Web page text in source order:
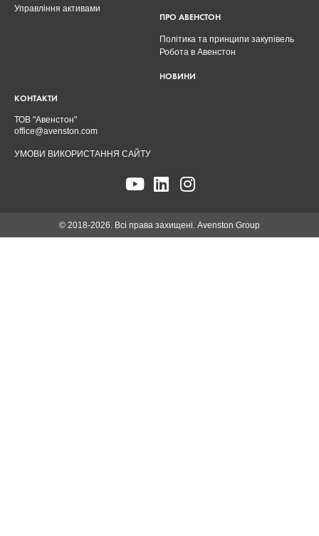
Управління активами
ПРО АВЕНСТОН
Політика та принципи закупівель
Робота в Авенстон
НОВИНИ
КОНТАКТИ
ТОВ "Авенстон"
office@avenston.com
УМОВИ ВИКОРИСТАННЯ САЙТУ
© 2018-2026. Всі права захищені. Avenston Group